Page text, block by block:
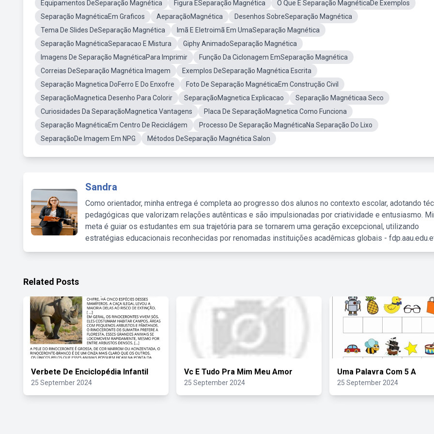
Equipamentos DeSeparação Magnética
Figura ESeparação Magnética
O Que É Separação MagnéticaDe Exemplos
Separação MagnéticaEm Graficos
AeparaçãoMagnética
Desenhos SobreSeparação Magnética
Tema De Slides DeSeparação Magnética
Imã E Eletroimã Em UmaSeparação Magnética
Separação MagnéticaSeparacao E Mistura
Giphy AnimadoSeparação Magnética
Imagens De Separação MagnéticaPara Imprimir
Função Da Ciclonagem EmSeparação Magnética
Correias DeSeparação Magnética Imagem
Exemplos DeSeparação Magnética Escrita
Separação Magnetica DoFerro E Do Enxofre
Foto De Separação MagnéticaEm Construção Civil
SeparaçãoMagnetica Desenho Para Colorir
SeparaçãoMagnetica Explicacao
Separação Magnéticaa Seco
Curiosidades Da SeparaçãoMagnetica Vantagens
Placa De SeparaçãoMagnetica Como Funciona
Separação MagnéticaEm Centro De Reciclágem
Processo De Separação MagnéticaNa Separação Do Lixo
SeparaçãoDe Imagem Em NPG
Métodos DeSeparação Magnética Salon
Sandra
Como orientador, minha entrega é completa ao progresso dos alunos no contexto escolar, adotando
pedagógicas que valorizam relações autênticas e são impulsionadas por criatividade e entusiasmo.
meta é guiar os estudantes em sua trajetória para se tornarem uma geração excepcional, utilizando
estratégias educacionais reconhecidas por renomadas instituições acadêmicas globais -
Related Posts
Verbete De Enciclopédia Infantil
25 September 2024
Vc E Tudo Pra Mim Meu Amor
25 September 2024
Uma Palavra Com 5 A
25 September 2024